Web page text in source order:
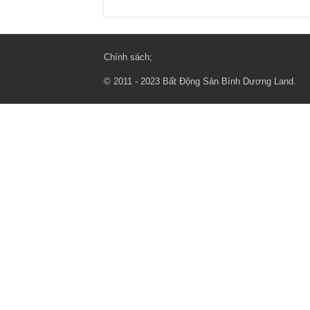
Chính sách;
© 2011 - 2023 Bất Động Sản Bình Dương Land.